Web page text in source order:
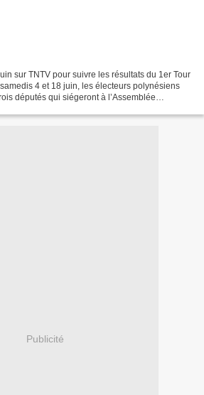
sur TNTV pour suivre les résultats du 1er Tour
4 et 18 juin, les électeurs polynésiens
députés qui siégeront à l’Assemblée
Publicité